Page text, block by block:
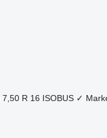
7,50 R 16 ISOBUS ✓